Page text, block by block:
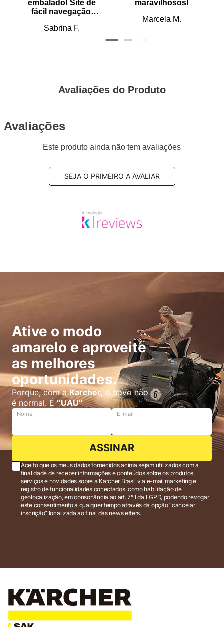
embalado! Site de
fácil navegação.
Sabrina F.
maravilhosos!
Marcela M.
Avaliações do Produto
Avaliações
Este produto ainda não tem avaliações
SEJA O PRIMEIRO A AVALIAR
Ative o modo
amarelo e aproveite
as melhores
oportunidades.
Porque, com aKarcher, o novo não
é normal. É‘’UAU’’
Nome E-mail
ASSINAR
Aceito que os meus dados fornecidos acima sejam utilizados com a
finalidade de receber informações e conteúdos sobre os produtos,
serviços e novidades sobre a Karcher Brasil via e-mail marketing e
registro de funcionalidades conectados, como habilitação de
geolocalização, em consonância ao art. 7°, I da LGPD, podendo revogar
este consentimento a qualquer tempo através da opção “cancelar
inscrição” localizada ao final das newsletters.